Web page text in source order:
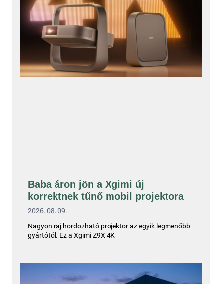
Baba áron jön a Xgimi új
korrektnek tűnő mobil projektora
2026. 08. 09.
Nagyon raj hordozható projektor az egyik legmenőbb
gyártótól. Ez a Xgimi Z9X 4K